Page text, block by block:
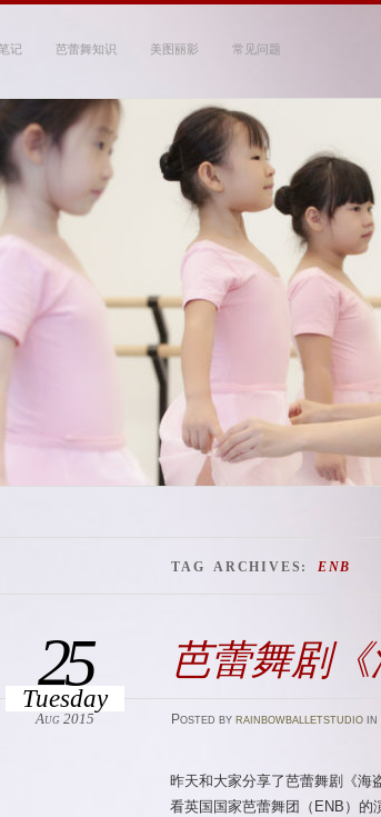
记 芭蕾舞知识 美图丽影 常见问题
TAG ARCHIVES: ENB
芭蕾舞剧
25
Tuesday
Aug 2015 Posted by rainbowballetstudioin
昨天和大家分享了芭蕾舞剧《海
看英国国家芭蕾舞团（ENB）的